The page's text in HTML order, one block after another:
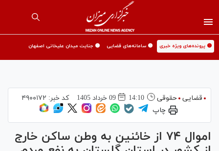
🟡 پرونده‌های ویژه خبری 🟡 سامانه‌های قضایی 🟡 جنایت میدان علیخانی اصفهان
قضایی حقوقی 14:10 09 خرداد 1405 کد خبر: ۴۹۰۰۱۷۲
چاپ
اموال ۷۴ از خائنین به وطن ساکن خارج